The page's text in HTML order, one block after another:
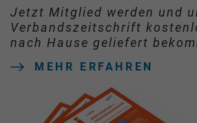
Jetzt Mitglied werden und
Verbandszeitschrift
nach Hause geliefert
MEHR ERFAHREN